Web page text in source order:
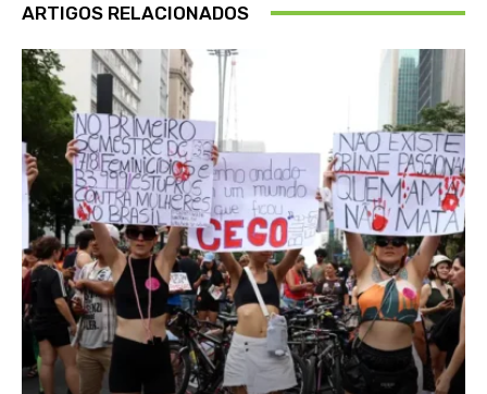
ARTIGOS RELACIONADOS